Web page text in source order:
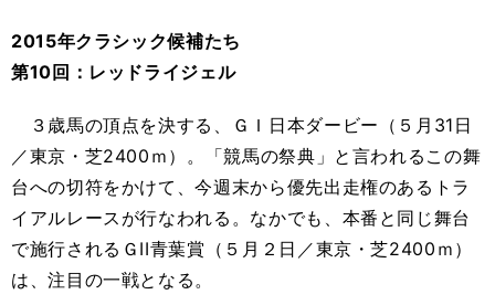
2015年クラシック候補たち
第10回：レッドライジェル
３歳馬の頂点を決する、ＧＩ日本ダービー（５月31日
／東京・芝2400ｍ）。「競馬の祭典」と言われるこの舞
台への切符をかけて、今週末から優先出走権のあるトラ
イアルレースが行なわれる。なかでも、本番と同じ舞台
で施行されるＧII青葉賞（５月２日／東京・芝2400ｍ）
は、注目の一戦となる。